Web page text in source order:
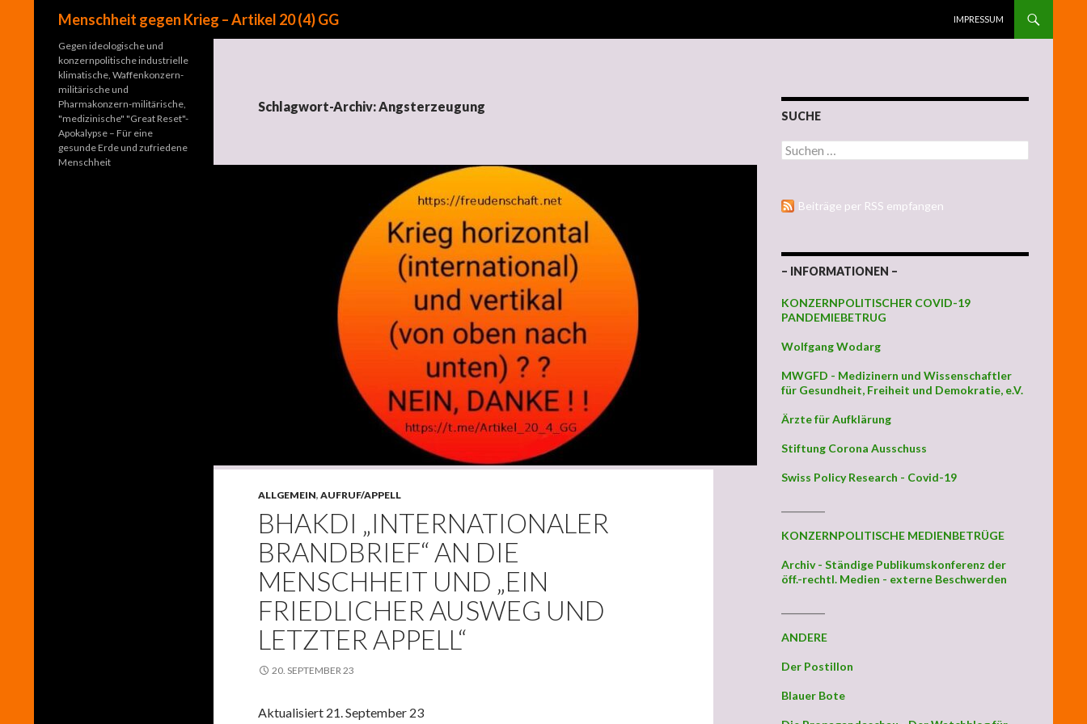
Menschheit gegen Krieg – Artikel 20 (4) GG
IMPRESSUM
Schlagwort-Archiv: Angsterzeugung
ALLGEMEIN, AUFRUF/APPELL
BHAKDI „INTERNATIONALER
BRANDBRIEF“ AN DIE
MENSCHHEIT UND „EIN
FRIEDLICHER AUSWEG UND
LETZTER APPELL“
20. SEPTEMBER 23
Aktualisiert 21. September 23
SUCHE
Suchen nach:
Beiträge per RSS empfangen
– INFORMATIONEN –
KONZERNPOLITISCHER COVID-19
PANDEMIEBETRUG
Wolfgang Wodarg
MWGFD - Medizinern und Wissenschaftler
für Gesundheit, Freiheit und Demokratie, e.V.
Ärzte für Aufklärung
Stiftung Corona Ausschuss
Swiss Policy Research - Covid-19
KONZERNPOLITISCHE MEDIENBETRÜGE
Archiv - Ständige Publikumskonferenz der
öff.-rechtl. Medien - externe Beschwerden
ANDERE
Der Postillon
Blauer Bote
Gegen ideologische und
konzernpolitische industrielle
klimatische, Waffenkonzern-
militärische und
Pharmakonzern-militärische,
"medizinische" "Great Reset"-
Apokalypse – Für eine
gesunde Erde und zufriedene
Menschheit